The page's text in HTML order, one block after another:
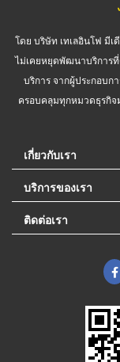
โดย บริษัท เทเลอินโฟ มีเ
ไม่เคยหยุดพัฒนาบริการ
บริการ จากผู้ประกอบก
ครอบคลุมทุกหมวดธุรกิจ
เกี่ยวกับเรา
บริการของเรา
ติดต่อเรา